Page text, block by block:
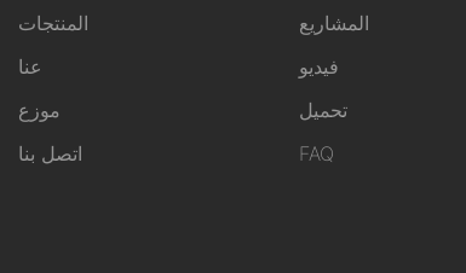
المنتجات
عنا
موزع
اتصل بنا
المشاريع
فيديو
تحميل
FAQ